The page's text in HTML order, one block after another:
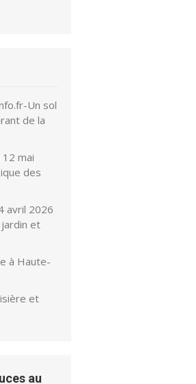
Un sol
de la
mai
des
avril 2026
et
à Haute-
et
au